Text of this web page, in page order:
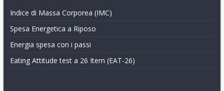
Indice di Massa Corporea (IMC)
Spesa Energetica a Riposo
Energia spesa con i passi
Eating Attitude test a 26 Item (EAT-26)